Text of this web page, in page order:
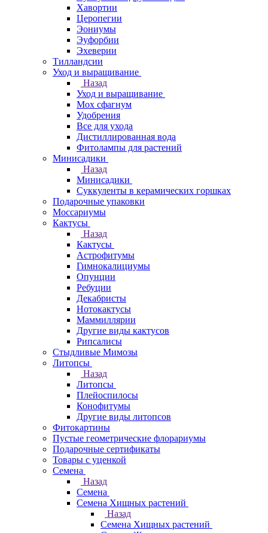
Хавортии
Церопегии
Эониумы
Эуфорбии
Эхеверии
Тилландсии
Уход и выращивание
Назад
Уход и выращивание
Мох сфагнум
Удобрения
Все для ухода
Дистиллированная вода
Фитолампы для растений
Минисадики
Назад
Минисадики
Суккуленты в керамических горшках
Подарочные упаковки
Моссариумы
Кактусы
Назад
Кактусы
Астрофитумы
Гимнокалициумы
Опунции
Ребуции
Декабристы
Нотокактусы
Маммиллярии
Другие виды кактусов
Рипсалисы
Стыдливые Мимозы
Литопсы
Назад
Литопсы
Плейоспилосы
Конофитумы
Другие виды литопсов
Фитокартины
Пустые геометрические флорариумы
Подарочные сертификаты
Товары с уценкой
Семена
Назад
Семена
Семена Хищных растений
Назад
Семена Хищных растений